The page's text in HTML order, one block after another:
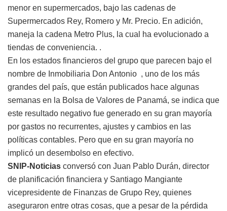
menor en supermercados, bajo las cadenas de
Supermercados Rey, Romero y Mr. Precio. En adición,
maneja la cadena Metro Plus, la cual ha evolucionado a
tiendas de conveniencia. .
En los estados financieros del grupo que parecen bajo el
nombre de Inmobiliaria Don Antonio , uno de los más
grandes del país, que están publicados hace algunas
semanas en la Bolsa de Valores de Panamá, se indica que
este resultado negativo fue generado en su gran mayoría
por gastos no recurrentes, ajustes y cambios en las
políticas contables. Pero que en su gran mayoría no
implicó un desembolso en efectivo.
SNIP-Noticias conversó con Juan Pablo Durán, director
de planificación financiera y Santiago Mangiante
vicepresidente de Finanzas de Grupo Rey, quienes
aseguraron entre otras cosas, que a pesar de la pérdida